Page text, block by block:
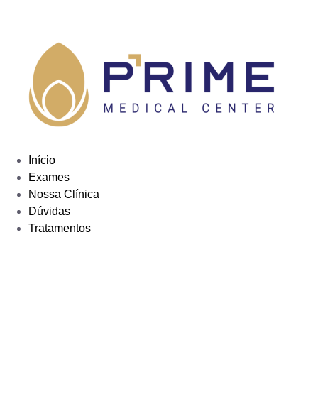
Início
Exames
Nossa Clínica
Dúvidas
Tratamentos